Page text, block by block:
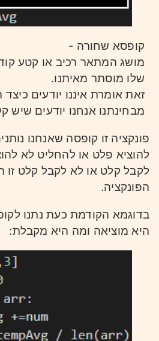
קופסא שחורה -
מושג המתאר רכיב או קטע
שלו מוסתר מאיתנו.
זאת אומרת איננו יודעים כיצד
מבחינתנו אנחנו יודעים שיש
פונקציה זו קופסה שאנחנו
להוציא פלט או להחליט לא
לקבל קלט או לא לקבל קלט
הפונקציה.
בדוגמא הקודמת כעת נתנו
היא מוציאה ומה היא מקבלת: